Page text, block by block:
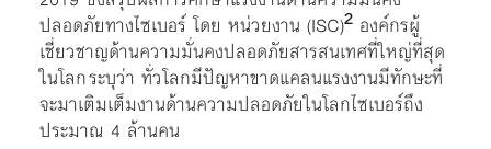
ปลอดภัยทางไซเบอร์ โดย หน่วยงาน (ISC)² องค์กรผู้
เชี่ยวชาญด้านความมั่นคงปลอดภัยสารสนเทศที่ใหญ่ที่สุด
ในโลก ระบุว่า ทั่วโลกมีปัญหาขาดแคลนแรงงานมีทักษะที่
จะมาเติมเต็มงานด้านความปลอดภัยในโลกไซเบอร์ถึง
ประมาณ 4 ล้านคน